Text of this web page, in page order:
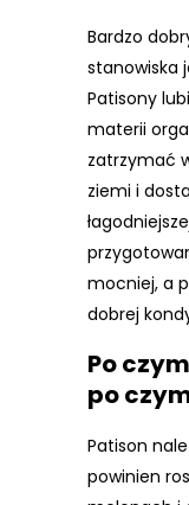
Bardzo
stanowiska
Patisony
materii
zatrzymać
ziemi i
mocniej, a
dobrej
Po
po
Patison
powinien